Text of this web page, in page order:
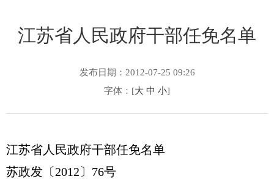
江苏省人民政府干部任免名单
发布日期：2012-07-25 09:26
字体：[大 中 小]
江苏省人民政府干部任免名单
苏政发〔2012〕76号